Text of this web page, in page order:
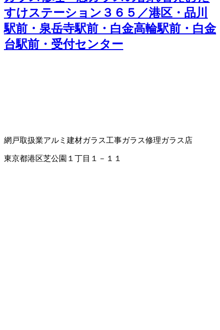
すけステーション３６５／港区・品川
駅前・泉岳寺駅前・白金高輪駅前・白金
台駅前・受付センター
網戸取扱業アルミ建材ガラス工事ガラス修理ガラス店
東京都港区芝公園１丁目１－１１